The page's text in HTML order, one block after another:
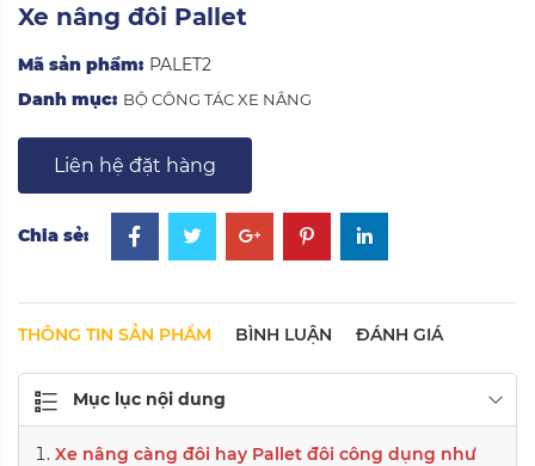
Xe nâng đôi Pallet
Mã sản phẩm: PALET2
Danh mục: BỘ CÔNG TÁC XE NÂNG
Liên hệ đặt hàng
Chia sẻ:
THÔNG TIN SẢN PHẨM BÌNH LUẬN ĐÁNH GIÁ
Mục lục nội dung
Xe nâng càng đôi hay Pallet đôi công dụng như